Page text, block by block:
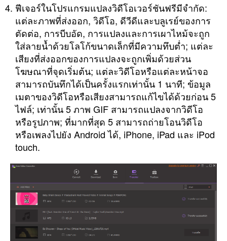
ฟีเจอร์ในโปรแกรมแปลงวิดีโอเวอร์ชันฟรีมีจำกัด:
แต่ละภาพที่ส่งออก, วิดีโอ, ดีวีดีและบลูเรย์ของการ
ตัดต่อ, การบีบอัด, การแปลงและการเผาไหม้จะถูก
ใส่ลายน้ำด้วยโลโก้ขนาดเล็กที่มีความทึบต่ำ; แต่ละ
เสียงที่ส่งออกของการแปลงจะถูกเพิ่มด้วยส่วน
โฆษณาที่จุดเริ่มต้น; แต่ละวิดีโอหรือแต่ละหน้าจอ
สามารถบันทึกได้เป็นครั้งแรกเท่านั้น 1 นาที; ข้อมูล
เมตาของวิดีโอหรือเสียงสามารถแก้ไขได้ด้วยก่อน 5
ไฟล์; เท่านั้น 5 ภาพ GIF สามารถแปลงจากวิดีโอ
หรือรูปภาพ; ที่มากที่สุด 5 สามารถถ่ายโอนวิดีโอ
หรือเพลงไปยัง Android ได้, iPhone, iPad และ iPod
touch.